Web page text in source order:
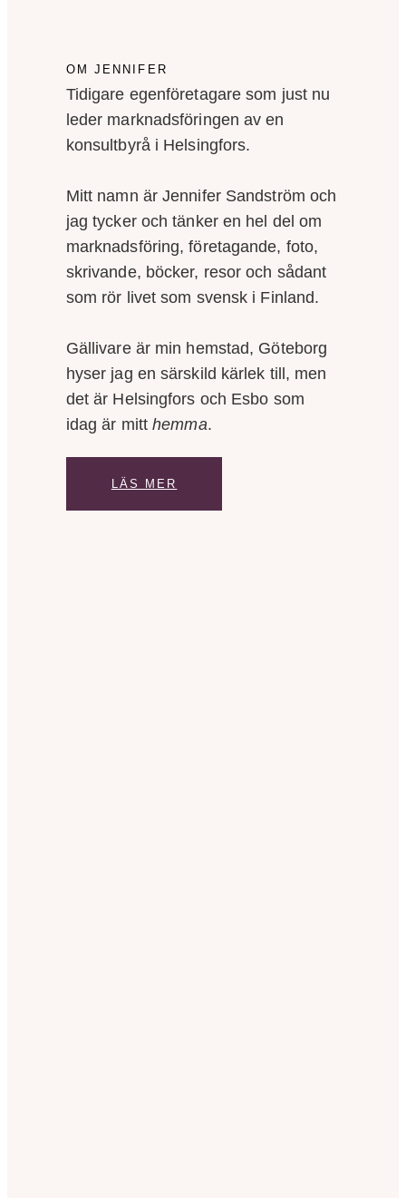
OM JENNIFER
Tidigare egenföretagare som just nu
leder marknadsföringen av en
konsultbyrå i Helsingfors.
Mitt namn är Jennifer Sandström och
jag tycker och tänker en hel del om
marknadsföring, företagande, foto,
skrivande, böcker, resor och sådant
som rör livet som svensk i Finland.
Gällivare är min hemstad, Göteborg
hyser jag en särskild kärlek till, men
det är Helsingfors och Esbo som
idag är mitthemma.
LÄS MER